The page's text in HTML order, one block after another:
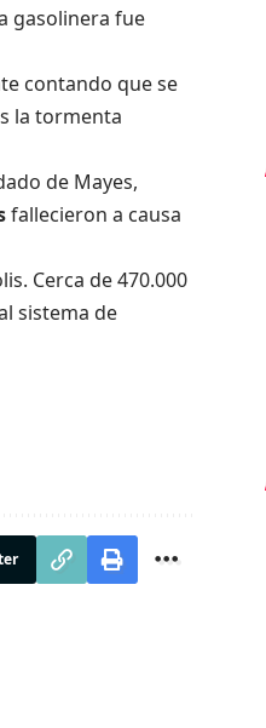
gasolinera fue
contando que se
la tormenta
de Mayes,
fallecieron a causa
Cerca de 470.000
sistema de